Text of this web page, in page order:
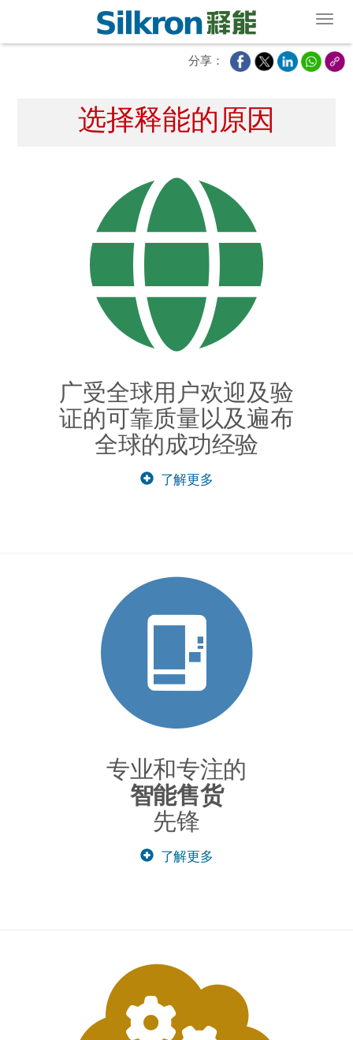
分享：
选择释能的原因
广受全球用户欢迎及验
证的可靠质量以及遍布
全球的成功经验
了解更多
专业和专注的
智能售货
先锋
了解更多